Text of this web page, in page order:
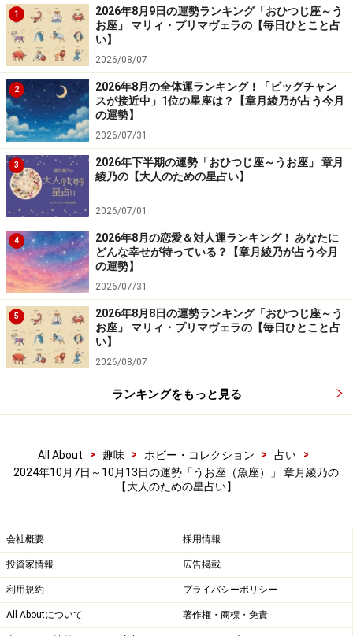
1
2026年8月9日の運勢ランキング「おひつじ座～う
お座」 マリィ・プリマヴェラの【毎日ひとこと占
い】
2026/08/07
2
2026年8月の全体運ランキング！「ビッグチャン
スが接近中」1位の星座は？【章月綾乃が占う今月
の運勢】
2026/07/31
3
2026年下半期の運勢「おひつじ座～うお座」 章月
綾乃の【大人のための星占い】
2026/07/01
4
2026年8月の恋愛＆対人運ランキング！ あなたに
どんな幸せが待っている？【章月綾乃が占う今月
の運勢】
2026/07/31
5
2026年8月8日の運勢ランキング「おひつじ座～う
お座」 マリィ・プリマヴェラの【毎日ひとこと占
い】
2026/08/07
ランキングをもっと見る
All About > 趣味 > ホビー・コレクション > 占い
>
2024年10月7日～10月13日の運勢「うお座（魚座）」 章月綾乃の
【大人のための星占い】
会社概要 採用情報
投資家情報 広告掲載
利用規約 プライバシーポリシー
All Aboutについて 著作権・商標・免責